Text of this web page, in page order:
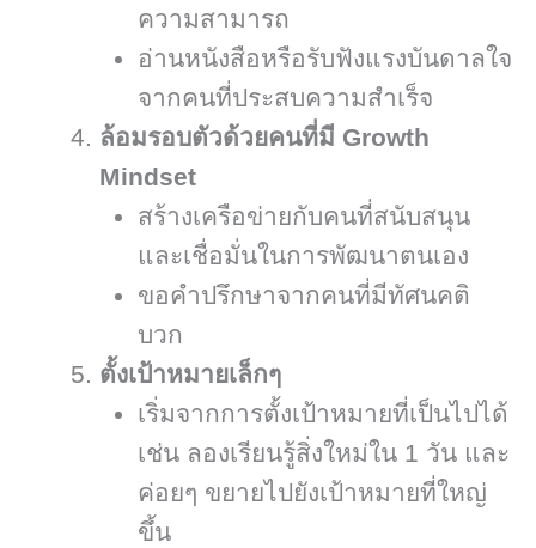
ความสามารถ
อ่านหนังสือหรือรับฟังแรงบันดาลใจ
จากคนที่ประสบความสำเร็จ
ล้อมรอบตัวด้วยคนที่มี Growth
Mindset
สร้างเครือข่ายกับคนที่สนับสนุน
และเชื่อมั่นในการพัฒนาตนเอง
ขอคำปรึกษาจากคนที่มีทัศนคติ
บวก
ตั้งเป้าหมายเล็กๆ
เริ่มจากการตั้งเป้าหมายที่เป็นไปได้
เช่น ลองเรียนรู้สิ่งใหม่ใน 1 วัน และ
ค่อยๆ ขยายไปยังเป้าหมายที่ใหญ่
ขึ้น